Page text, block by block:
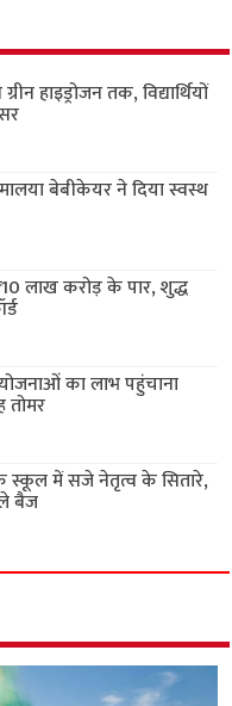
हाइड्रोजन तक, विद्यार्थियों
बेबीकेयर ने दिया स्वस्थ
लाख करोड़ के पार, शुद्ध
का लाभ पहुंचाना
तोमर
स्कूल में सजे नेतृत्व के सितारे,
बैज